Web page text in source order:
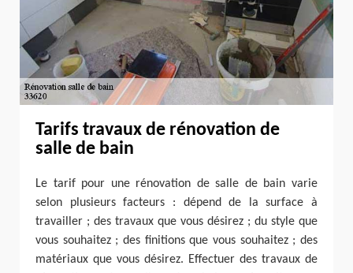
Tarifs travaux de rénovation de
salle de bain
Le tarif pour une rénovation de salle de bain varie
selon plusieurs facteurs : dépend de la surface à
travailler ; des travaux que vous désirez ; du style que
vous souhaitez ; des finitions que vous souhaitez ; des
matériaux que vous désirez. Effectuer des travaux de